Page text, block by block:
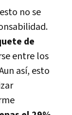
no se
de
entre los
así, esto